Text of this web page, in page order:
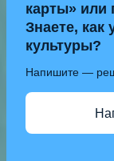
карты» или
Знаете, как
культуры?
Напишите —